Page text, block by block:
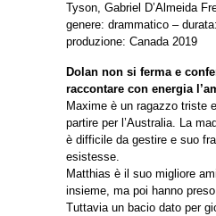
Tyson, Gabriel D’Almeida
genere: drammatico –
produzione: Canada 2019
Dolan non si ferma e
raccontare con energia
Maxime è un ragazzo triste
partire per l’Australia. La
è difficile da gestire e suo
esistesse.
Matthias è il suo migliore
insieme, ma poi hanno
Tuttavia un bacio dato per